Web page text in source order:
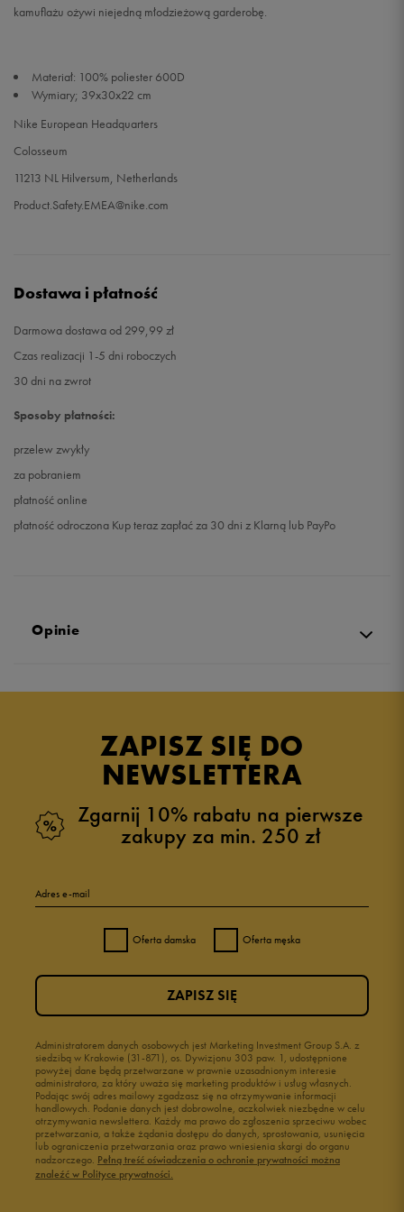
kamuflażu ożywi niejedną młodzieżową garderobę.
Materiał: 100% poliester 600D
Wymiary; 39x30x22 cm
Nike European Headquarters
Colosseum
11213 NL Hilversum, Netherlands
Product.Safety.EMEA@nike.com
Dostawa i płatność
Darmowa dostawa od 299,99 zł
Czas realizacji 1-5 dni roboczych
30 dni na zwrot
Sposoby płatności:
przelew zwykły
za pobraniem
płatność online
płatność odroczona Kup teraz zapłać za 30 dni z Klarną lub PayPo
Opinie
ZAPISZ SIĘ DO
NEWSLETTERA
Zgarnij 10% rabatu na pierwsze
zakupy za min. 250 zł
Adres e-mail
Oferta damska Oferta męska
Administratorem danych osobowych jest Marketing Investment Group S.A. z
siedzibą w Krakowie (31-871), os. Dywizjonu 303 paw. 1, udostępnione
powyżej dane będą przetwarzane w prawnie uzasadnionym interesie
administratora, za który uważa się marketing produktów i usług własnych.
Podając swój adres mailowy zgadzasz się na otrzymywanie informacji
handlowych. Podanie danych jest dobrowolne, aczkolwiek niezbędne w celu
otrzymywania newslettera. Każdy ma prawo do zgłoszenia sprzeciwu wobec
przetwarzania, a także żądania dostępu do danych, sprostowania, usunięcia
lub ograniczenia przetwarzania oraz prawo wniesienia skargi do organu
nadzorczego. Pełną treść oświadczenia o ochronie prywatności można
znaleźć w Polityce prywatności.
ZAPISZ SIĘ